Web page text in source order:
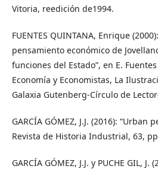
Vitoria, reedición de1994.
FUENTES QUINTANA, Enrique
pensamiento económico de
funciones del Estado”, en E.
Economía y Economistas, La
Galaxia Gutenberg-Círculo de
GARCÍA GÓMEZ, J.J. (2016): “Urban
Revista de Historia Industrial, 63,
GARCÍA GÓMEZ, J.J. y PUCHE GIL, J.